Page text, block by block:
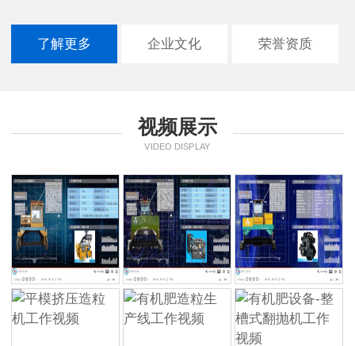
了解更多 企业文化 荣誉资质
视频展示
VIDEO DISPLAY